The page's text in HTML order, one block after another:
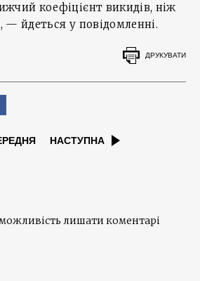
коефіцієнт викидів, ніж
— йдеться у повідомленні.
ДРУКУВАТИ
НАСТУПНА
лишати коментарі